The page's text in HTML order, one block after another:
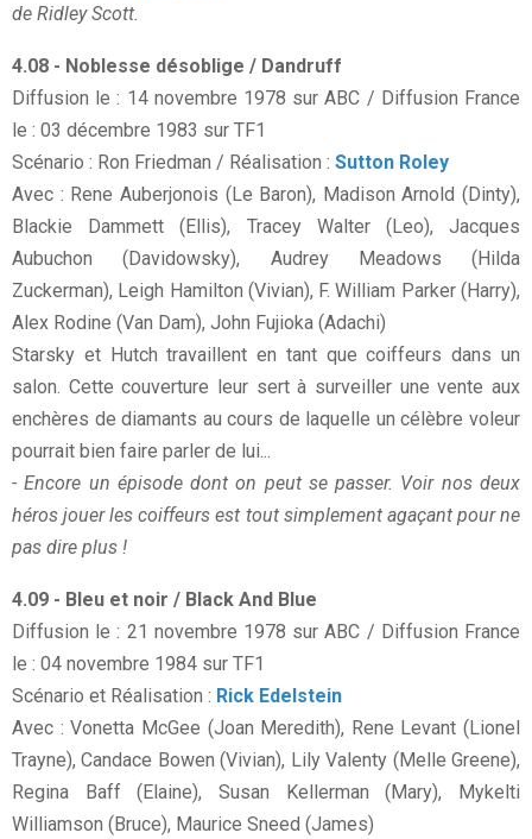
de Ridley Scott.
4.08 - Noblesse désoblige / Dandruff
Diffusion le : 14 novembre 1978 sur ABC / Diffusion France
le : 03 décembre 1983 sur TF1
Scénario : Ron Friedman / Réalisation : Sutton Roley
Avec : Rene Auberjonois (Le Baron), Madison Arnold (Dinty),
Blackie Dammett (Ellis), Tracey Walter (Leo), Jacques
Aubuchon (Davidowsky), Audrey Meadows (Hilda
Zuckerman), Leigh Hamilton (Vivian), F. William Parker (Harry),
Alex Rodine (Van Dam), John Fujioka (Adachi)
Starsky et Hutch travaillent en tant que coiffeurs dans un
salon. Cette couverture leur sert à surveiller une vente aux
enchères de diamants au cours de laquelle un célèbre voleur
pourrait bien faire parler de lui...
- Encore un épisode dont on peut se passer. Voir nos deux
héros jouer les coiffeurs est tout simplement agaçant pour ne
pas dire plus !
4.09 - Bleu et noir / Black And Blue
Diffusion le : 21 novembre 1978 sur ABC / Diffusion France
le : 04 novembre 1984 sur TF1
Scénario et Réalisation : Rick Edelstein
Avec : Vonetta McGee (Joan Meredith), Rene Levant (Lionel
Trayne), Candace Bowen (Vivian), Lily Valenty (Melle Greene),
Regina Baff (Elaine), Susan Kellerman (Mary), Mykelti
Williamson (Bruce), Maurice Sneed (James)